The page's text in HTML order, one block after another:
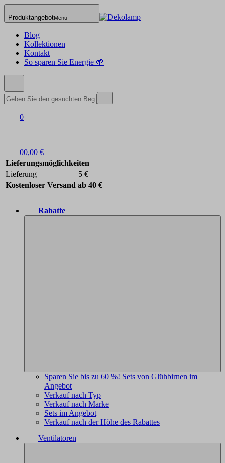
ProduktangebotMenu
Blog
Kollektionen
Kontakt
So sparen Sie Energie 🌱
0
00,00 €
Lieferungsmöglichkeiten
Lieferung
5 €
Kostenloser Versand ab 40 €
Rabatte
Sparen Sie bis zu 60 %! Sets von Glühbirnen im
Angebot
Verkauf nach Typ
Verkauf nach Marke
Sets im Angebot
Verkauf nach der Höhe des Rabattes
Ventilatoren